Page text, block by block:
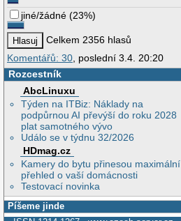
jiné/žádné (23%)
Celkem 2356 hlasů
Komentářů: 30 , poslední 3.4. 20:20
Rozcestník
AbcLinuxu
Týden na ITBiz: Náklady na
podpůrnou AI převýší do roku 2028
plat samotného vývo
Událo se v týdnu 32/2026
HDmag.cz
Kamery do bytu přinesou maximální
přehled o vaší domácnosti
Testovací novinka
Píšeme jinde